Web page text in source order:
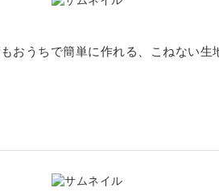
おうちで簡単に作れる、こねない生